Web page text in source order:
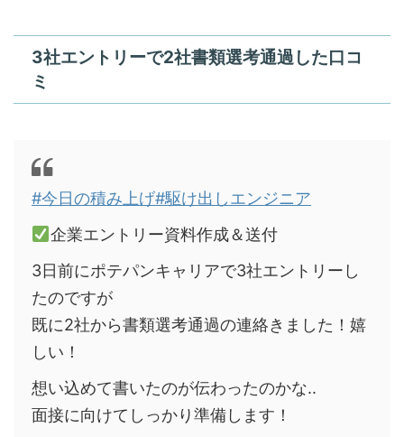
3社エントリーで2社書類選考通過した口コ
ミ
#今日の積み上げ#駆け出しエンジニア
企業エントリー資料作成＆送付
3日前にポテパンキャリアで3社エントリーし
たのですが
既に2社から書類選考通過の連絡きました！嬉
しい！
想い込めて書いたのが伝わったのかな..
面接に向けてしっかり準備します！